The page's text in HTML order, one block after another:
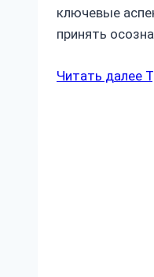
ключевые
принять
Читать далее